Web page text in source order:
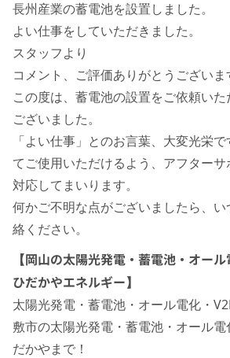
長州産業の蓄電池を設置しました。
よい仕事をしていただきました。
スタッフより
コメント、ご評価ありがとうございま
この度は、蓄電池の設置をご依頼い
ございました。
「よい仕事」とのお言葉、大変光栄
てご使用いただけるよう、アフター
対応してまいります。
何かご不明な点がございましたら、
絡ください。
【岡山の太陽光発電・蓄電池・オー
ひだかやエネルギー】
太陽光発電・蓄電池・オール電化・
敷市の太陽光発電・蓄電池・オール
だかやまで！